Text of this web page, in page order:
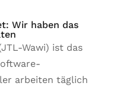
Wir haben das
Wawi) ist das
arbeiten täglich